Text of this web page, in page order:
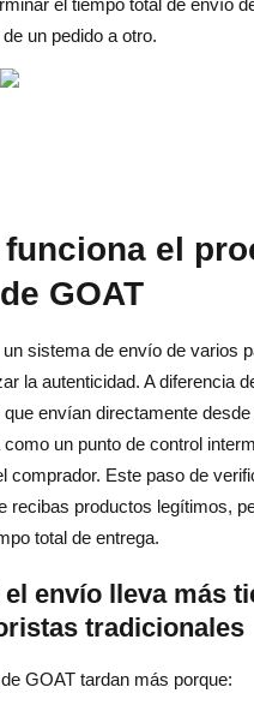
se envía GOAT?
es el envío prioritario
el tiempo total de envío
un pedido a otro.
funciona el
GOAT
sistema de envío de varios
la autenticidad. A diferencia
envían directamente
un punto de control
comprador. Este paso de
recibas productos legítimos,
total de entrega.
el envío lleva más
tradicionales
GOAT tardan más porque: